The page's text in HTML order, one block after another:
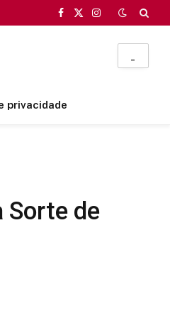
Facebook
X
Instagram
privacidade
Sorte de